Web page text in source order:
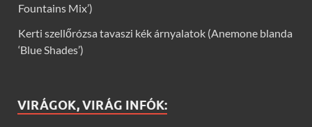
Fountains Mix’)
Kerti szellőrózsa tavaszi kék árnyalatok (Anemone blanda
‘Blue Shades’)
VIRÁGOK, VIRÁG INFÓK: